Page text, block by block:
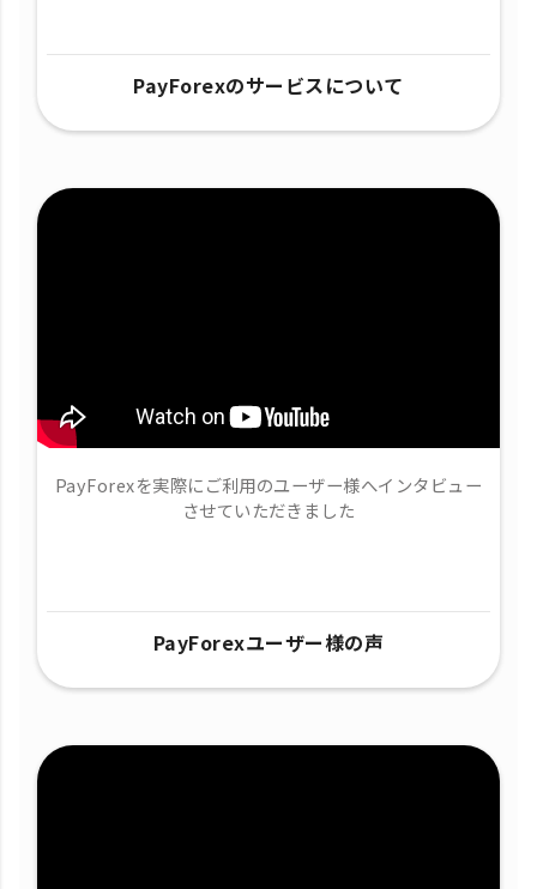
PayForexのサービスについて
PayForexを実際にご利用のユーザー様へインタビュー
させていただきました
PayForexユーザー様の声​